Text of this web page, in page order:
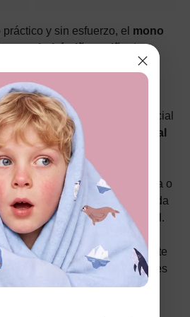
y sin esfuerzo, el mono
para bebé niño y niñade
opción para los padres que
la conveniencia. Esta versátil
perfecto entre suavidad y
convierte en una adición esencial
Confeccionado con
material
proporciona un ajuste
mantiene a su pequeño
día. Ya sea para jugar, la siesta o
un tacto suave en la delicada
permite un movimiento fácil.
fácil de abotonar
, este mono
pañales, lo que lo convierte
padres ocupados. Los botones
ajuste ceñido al tiempo que
sin complicaciones